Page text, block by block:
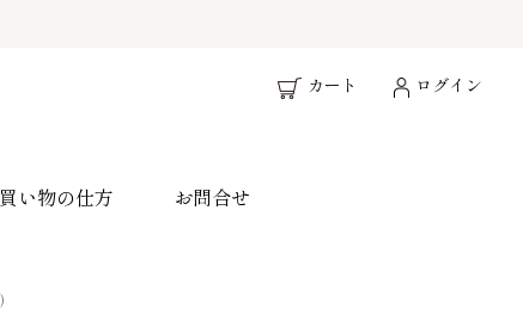
カート ログイン
い物の仕方 お問合せ